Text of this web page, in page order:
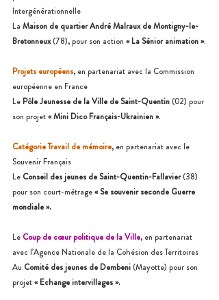
Intergénérationnelle
La Maison de quartier André Malraux de Montigny-le-
Bretonneux (78), pour son action « La Sénior animation ».
Projets européens, en partenariat avec la Commission
européenne en France
Le Pôle Jeunesse de la Ville de Saint-Quentin (02) pour
son projet « Mini Dico Français-Ukrainien ».
Catégorie Travail de mémoire, en partenariat avec le
Souvenir Français
Le Conseil des jeunes de Saint-Quentin-Fallavier (38)
pour son court-métrage « Se souvenir seconde Guerre
mondiale ».
Le Coup de cœur politique de la Ville, en partenariat
avec l’Agence Nationale de la Cohésion des Territoires
Au Comité des jeunes de Dembeni (Mayotte) pour son
projet « Echange intervillages ».